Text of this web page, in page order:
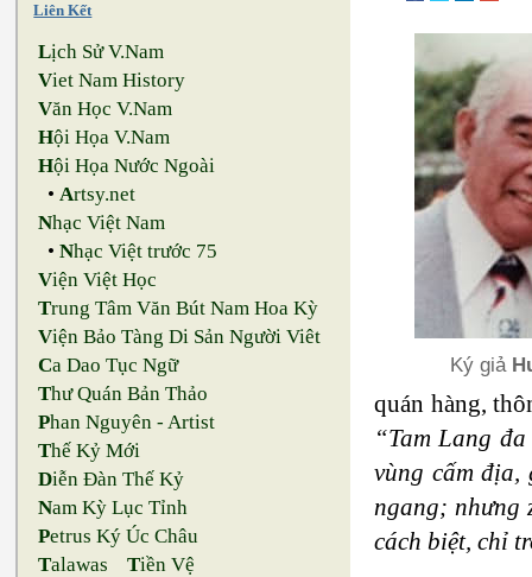
Liên Kết
Lịch Sử V.Nam
Viet Nam History
Văn Học V.Nam
Hội Họa V.Nam
Hội Họa Nước Ngoài
•Artsy.net
Nhạc Việt Nam
•Nhạc Việt trước 75
Viện Việt Học
Trung Tâm Văn Bút Nam Hoa Kỳ
Viện Bảo Tàng Di Sản Người Viêt
Ca Dao Tục Ngữ
Thư Quán Bản Thảo
Phan Nguyên - Artist
Thế Kỷ Mới
Diễn Đàn Thế Kỷ
Nam Kỳ Lục Tỉnh
Petrus Ký Úc Châu
Talawas Tiền Vệ
Ký giả
quán hàng,
“Tam Lang
vùng cấm địa,
ngang; nhưng
cách biệt, chỉ